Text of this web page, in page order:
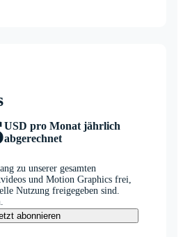
USD pro Monat jährlich
abgerechnet
zu unserer gesamten
und Motion Graphics frei,
Nutzung freigegeben sind.
abonnieren